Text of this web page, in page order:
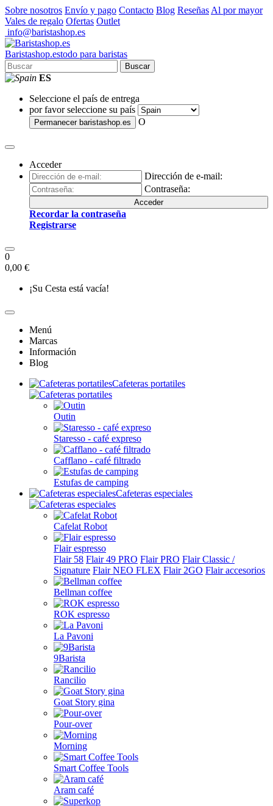
Sobre nosotros Envío y pago Contacto Blog Reseñas Al por mayor
Vales de regalo Ofertas Outlet
info@baristashop.es
Baristashop.estodo para baristas
Buscar
ES
Seleccione el país de entrega
por favor seleccione su país
Permanecer baristashop.es O
Acceder
Dirección de e-mail:
Contraseña:
Acceder
Recordar la contraseña
Registrarse
0
0,00 €
¡Su Cesta está vacía!
Menú
Marcas
Información
Blog
Cafeteras portatiles
Outin
Staresso - café expreso
Cafflano - café filtrado
Estufas de camping
Cafeteras especiales
Cafelat Robot
Flair espresso
Flair 58 Flair 49 PRO Flair PRO Flair Classic /
Signature Flair NEO FLEX Flair 2GO Flair accesorios
Bellman coffee
ROK espresso
La Pavoni
9Barista
Rancilio
Goat Story gina
Pour-over
Morning
Smart Coffee Tools
Aram café